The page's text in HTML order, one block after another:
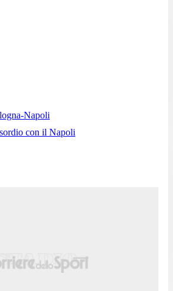
Napoli
con il Napoli